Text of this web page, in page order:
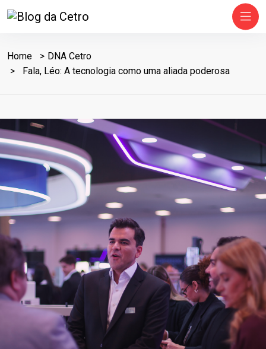
Home
DNA Cetro
Fala, Léo: A tecnologia como uma aliada poderosa